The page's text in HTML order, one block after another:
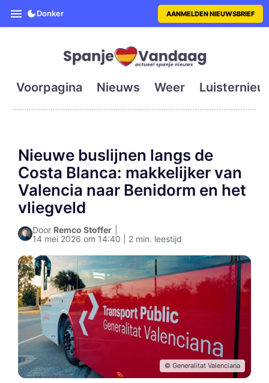
SpanjeVandaag is de eerste
Donker AANMELDEN NIEUWSBRIEF
Voorpagina Nieuws Weer
Nieuwe buslijnen langs de
Costa Blanca: makkelijker van
Valencia naar Benidorm en het
vliegveld
Door Remco Stoffer
14 mei 2026 om 14:40 | 2 min. leestijd
© Generalitat Valenciana